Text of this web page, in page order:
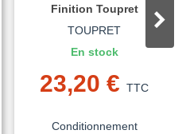
Finition Toupret
TOUPRET
En stock
23,20 € TTC
Conditionnement